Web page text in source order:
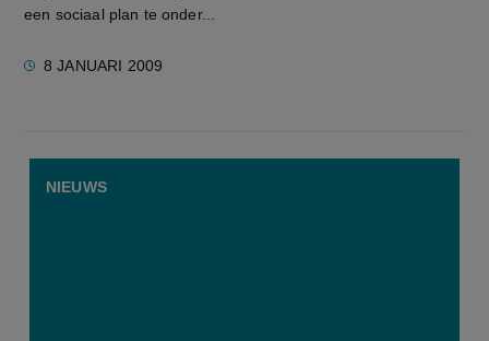
een sociaal plan te onder...
8 JANUARI 2009
NIEUWS